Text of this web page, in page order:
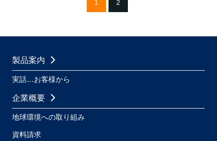
1 2
製品案内
実話…お客様から
企業概要
地球環境への取り組み
資料請求